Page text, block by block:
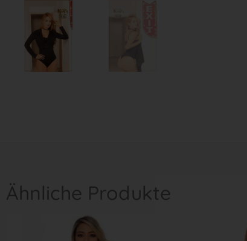
Ähnliche Produkte